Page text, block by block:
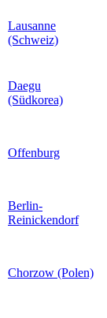
Lausanne
(Schweiz)
Daegu
(Südkorea)
Offenburg
Berlin-
Reinickendorf
Chorzow (Polen)